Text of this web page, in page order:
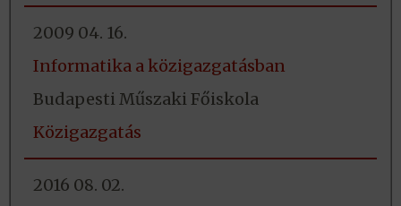
2009 04. 16.
Informatika a közigazgatásban
Budapesti Műszaki Főiskola
Közigazgatás
2016 08. 02.